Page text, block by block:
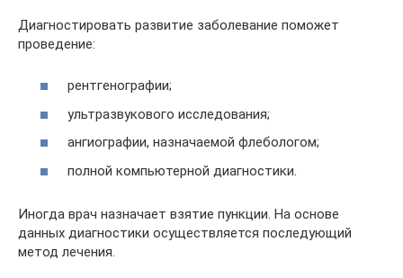
Диагностировать развитие заболевание поможет
проведение:
рентгенографии;
ультразвукового исследования;
ангиографии, назначаемой флебологом;
полной компьютерной диагностики.
Иногда врач назначает взятие пункции. На основе
данных диагностики осуществляется последующий
метод лечения.